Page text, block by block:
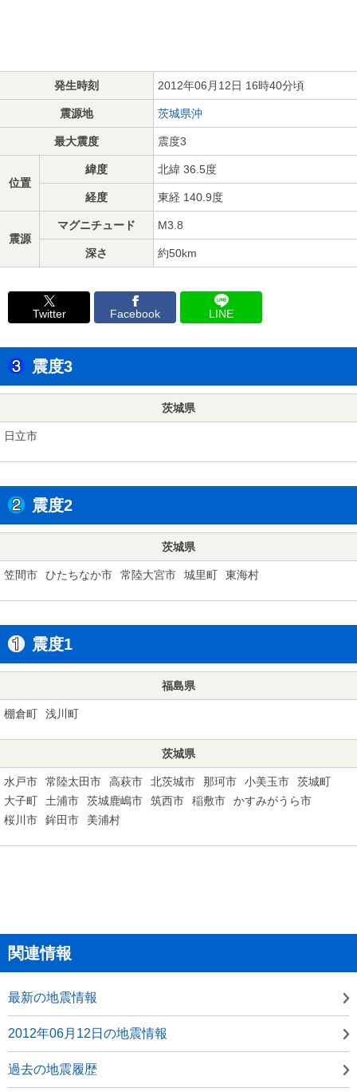
発生時刻 2012年06月12日 16時40分頃
震源地 茨城県沖
最大震度 震度3
位置
緯度 北緯 36.5度
経度 東経 140.9度
震源
マグニチュード M3.8
深さ 約50km
Twitter Facebook LINE
震度3
茨城県
日立市
震度2
茨城県
笠間市 ひたちなか市 常陸大宮市 城里町 東海村
震度1
福島県
棚倉町 浅川町
茨城県
水戸市 常陸太田市 高萩市 北茨城市 那珂市 小美玉市
茨城町
大子町
土浦市 茨城鹿嶋市 筑西市 稲敷市
かすみがうら市
桜川市
鉾田市 美浦村
関連情報
最新の地震情報
2012年06月12日の地震情報
過去の地震履歴